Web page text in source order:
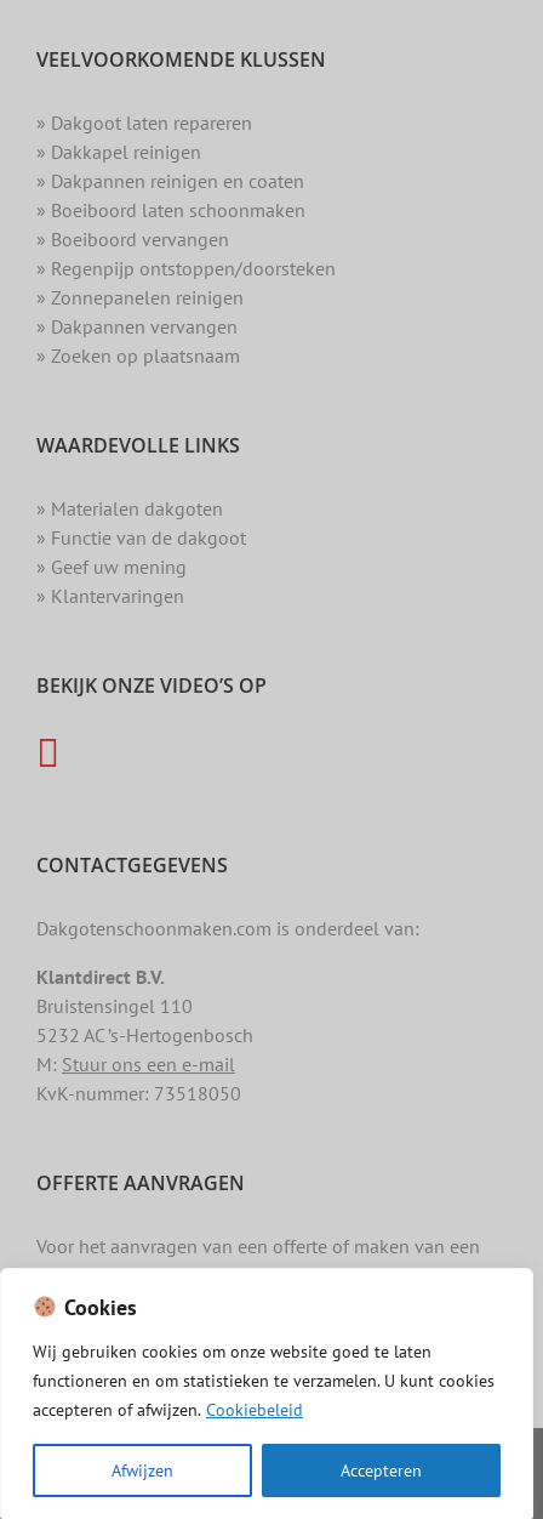
Cookies
Wij gebruiken cookies om onze website goed te laten
functioneren en om statistieken te verzamelen. U kunt cookies
accepteren of afwijzen. Cookiebeleid
Afwijzen Accepteren
VEELVOORKOMENDE KLUSSEN
» Dakgoot laten repareren
» Dakkapel reinigen
» Dakpannen reinigen en coaten
» Boeiboord laten schoonmaken
» Boeiboord vervangen
» Regenpijp ontstoppen/doorsteken
» Zonnepanelen reinigen
» Dakpannen vervangen
» Zoeken op plaatsnaam
WAARDEVOLLE LINKS
» Materialen dakgoten
» Functie van de dakgoot
» Geef uw mening
» Klantervaringen
BEKIJK ONZE VIDEO’S OP
CONTACTGEGEVENS
Dakgotenschoonmaken.com is onderdeel van:
Klantdirect B.V.
Bruistensingel 110
5232 AC ’s-Hertogenbosch
M: Stuur ons een e-mail
KvK-nummer: 73518050
OFFERTE AANVRAGEN
Voor het aanvragen van een offerte of maken van een
afspraak gebruikt u hetcontactformulier ».
Copyright -Dakgotenschoonmaken.com |Privacy|Algemene
voorwaarden
Disclaimer